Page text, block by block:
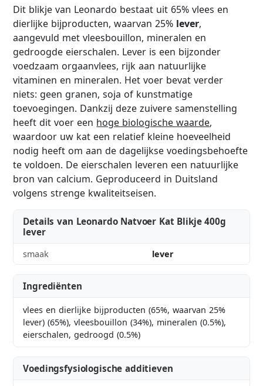
Dit blikje van Leonardo bestaat uit 65% vlees en
dierlijke bijproducten, waarvan 25% lever,
aangevuld met vleesbouillon, mineralen en
gedroogde eierschalen. Lever is een bijzonder
voedzaam orgaanvlees, rijk aan natuurlijke
vitaminen en mineralen. Het voer bevat verder
niets: geen granen, soja of kunstmatige
toevoegingen. Dankzij deze zuivere samenstelling
heeft dit voer een hoge biologische waarde,
waardoor uw kat een relatief kleine hoeveelheid
nodig heeft om aan de dagelijkse voedingsbehoefte
te voldoen. De eierschalen leveren een natuurlijke
bron van calcium. Geproduceerd in Duitsland
volgens strenge kwaliteitseisen.
Details van Leonardo Natvoer Kat Blikje 400g
lever
smaak lever
Ingrediënten
vlees en dierlijke bijproducten (65%, waarvan 25%
lever) (65%), vleesbouillon (34%), mineralen (0.5%),
eierschalen, gedroogd (0.5%)
Voedingsfysiologische additieven